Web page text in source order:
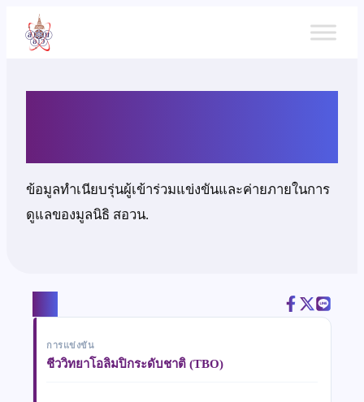
เนื้อหา
ข้อมูลทำเนียบรุ่นผู้เข้าร่วมแข่งขันและค่ายภายในการ
ดูแลของมูลนิธิ สอวน.
การแข่งขัน
ชีววิทยาโอลิมปิกระดับชาติ (TBO)